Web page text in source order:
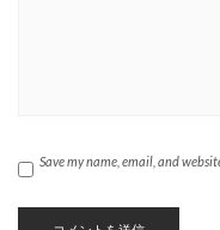
Save my name, email, and